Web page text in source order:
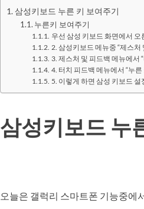
삼성키보드 누른 키 보여주기
누른키 보여주기
우선 삼성 키보드 화면에서
2. 삼성키보드 메뉴중 “제스처
3. 제스처 및 피드백 메뉴에서
4. 터치 피드백 메뉴에서 “누
5. 이렇게 하면 삼성 키보드 설
삼성키보드 누
오늘은 갤럭리 스마트폰 기능중에